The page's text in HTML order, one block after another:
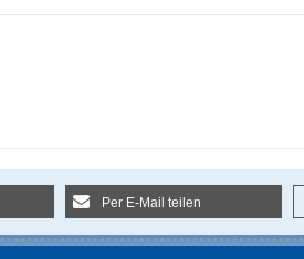
Per E-Mail teilen